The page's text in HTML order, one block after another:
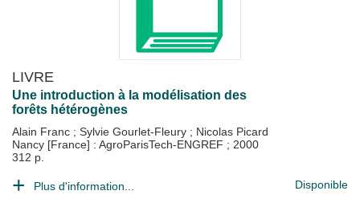
LIVRE
Une introduction à la modélisation des
forêts hétérogènes
Alain Franc ; Sylvie Gourlet-Fleury ; Nicolas Picard
Nancy [France] : AgroParisTech-ENGREF ; 2000
312 p.
Plus d'information... Disponible